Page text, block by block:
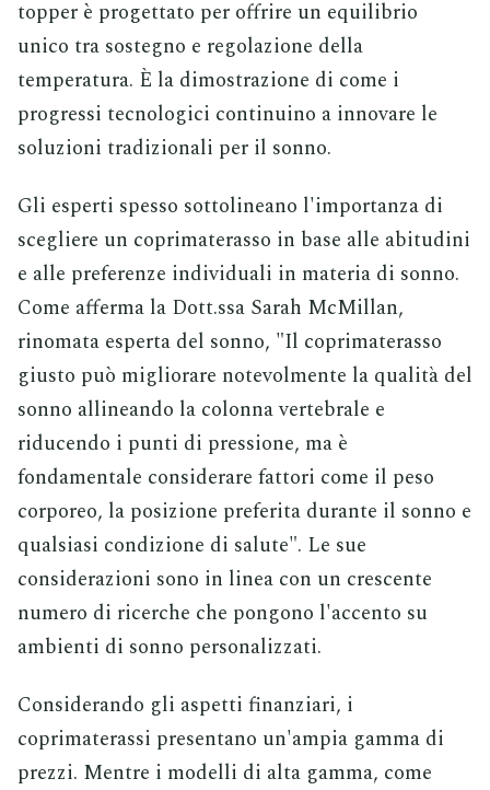
topper è progettato per offrire un equilibrio
unico tra sostegno e regolazione della
temperatura. È la dimostrazione di come i
progressi tecnologici continuino a innovare le
soluzioni tradizionali per il sonno.
Gli esperti spesso sottolineano l'importanza di
scegliere un coprimaterasso in base alle abitudini
e alle preferenze individuali in materia di sonno.
Come afferma la Dott.ssa Sarah McMillan,
rinomata esperta del sonno, "Il coprimaterasso
giusto può migliorare notevolmente la qualità del
sonno allineando la colonna vertebrale e
riducendo i punti di pressione, ma è
fondamentale considerare fattori come il peso
corporeo, la posizione preferita durante il sonno e
qualsiasi condizione di salute". Le sue
considerazioni sono in linea con un crescente
numero di ricerche che pongono l'accento su
ambienti di sonno personalizzati.
Considerando gli aspetti finanziari, i
coprimaterassi presentano un'ampia gamma di
prezzi. Mentre i modelli di alta gamma, come